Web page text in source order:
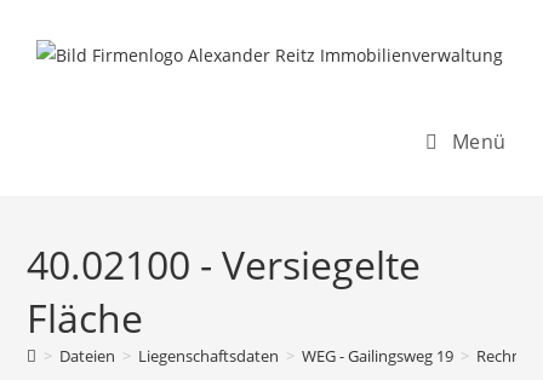
Inhalt
Menü
40.02100 - Versiegelte
Fläche
> Dateien > Liegenschaftsdaten > WEG - Gailingsweg 19 >